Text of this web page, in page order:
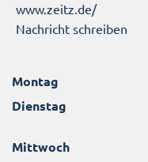
www.zeitz.de/
Nachricht schreiben
Montag
Dienstag
Mittwoch